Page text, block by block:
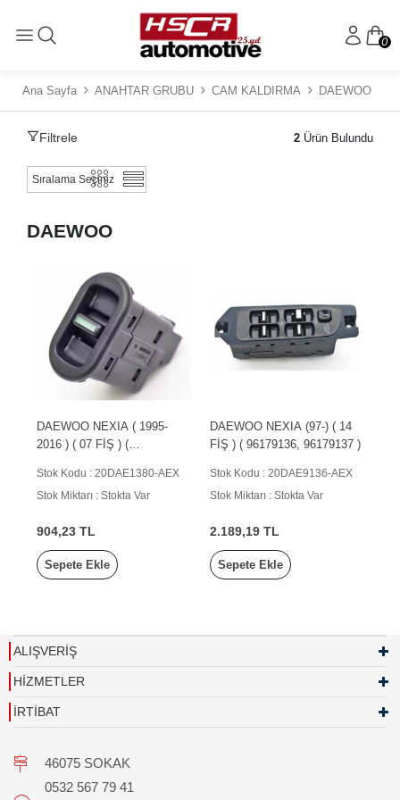
0
Ana Sayfa ANAHTAR GRUBU CAM KALDIRMA DAEWOO
Filtrele 2 Ürün Bulundu
DAEWOO
DAEWOO NEXIA ( 1995-
2016 ) ( 07 FİŞ ) (
Stok Kodu : 20DAE1380-AEX
Stok Miktarı : Stokta Var
904,23 TL
Sepete Ekle
DAEWOO NEXIA (97-) ( 14
FİŞ ) ( 96179136, 96179137 )
Stok Kodu : 20DAE9136-AEX
Stok Miktarı : Stokta Var
2.189,19 TL
Sepete Ekle
ALIŞVERİŞ
HİZMETLER
İRTİBAT
46075 SOKAK
0532 567 79 41